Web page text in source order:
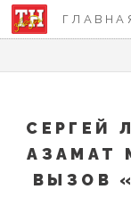
СЕРГЕЙ
АЗАМАТ
ВЫЗОВ